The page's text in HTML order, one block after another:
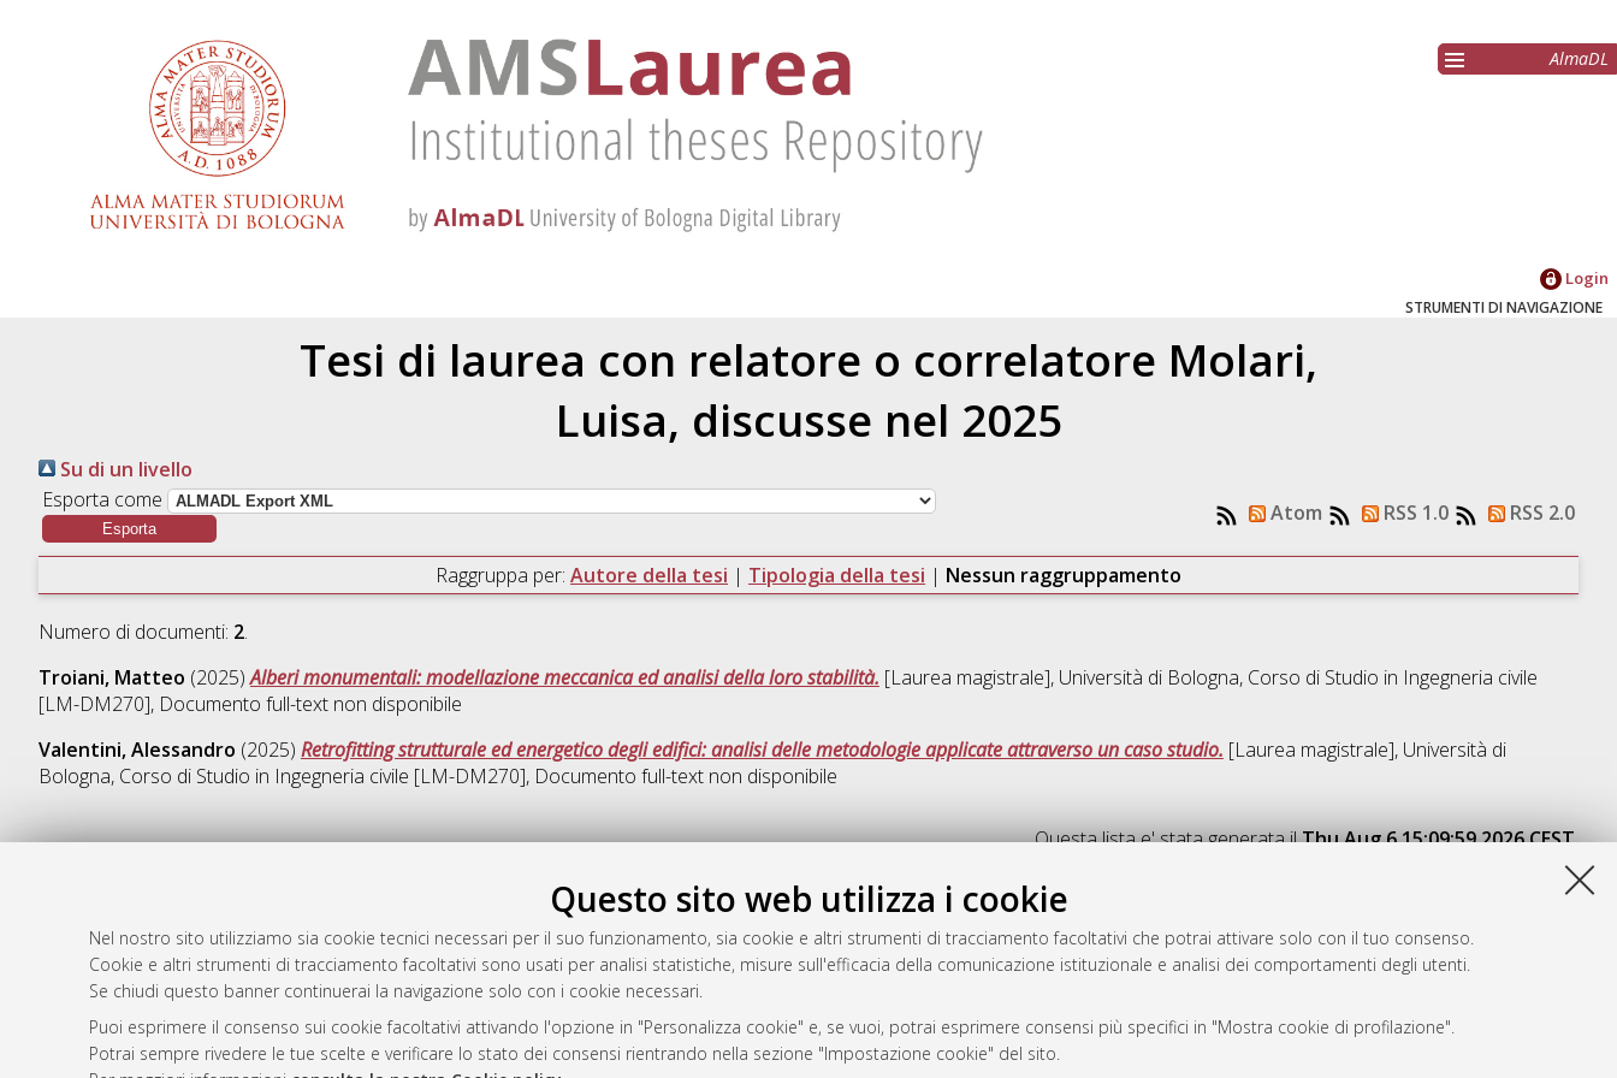
Questo sito web utilizza i cookie
Nel nostro sito utilizziamo sia cookie tecnici necessari per il suo funzionamento, sia cookie e altri strumenti di tracciamento facoltativi che potrai attivare solo con il tuo consenso.
Cookie e altri strumenti di tracciamento facoltativi sono usati per analisi statistiche, misure sull'efficacia della comunicazione istituzionale e analisi dei comportamenti degli utenti.
Se chiudi questo banner continuerai la navigazione solo con i cookie necessari.
Puoi esprimere il consenso sui cookie facoltativi attivando l'opzione in "Personalizza cookie" e, se vuoi, potrai esprimere consensi più specifici in "Mostra cookie di profilazione".
Potrai sempre rivedere le tue scelte e verificare lo stato dei consensi rientrando nella sezione "Impostazione cookie" del sito.
AlmaDL
Login
STRUMENTI DI NAVIGAZIONE
Tesi di laurea con relatore o correlatore Molari,
Luisa, discusse nel 2025
Su di un livello
Esporta come
Atom RSS 1.0 RSS 2.0
Raggruppa per: Autore della tesi | Tipologia della tesi | Nessun raggruppamento
Numero di documenti: 2.
Troiani, Matteo (2025)Alberi monumentali: modellazione meccanica ed analisi della loro stabilità. [Laurea magistrale], Università di Bologna, Corso di Studio in Ingegneria civile
[LM-DM270], Documento full-text non disponibile
Valentini, Alessandro (2025) Retrofitting strutturale ed energetico degli edifici: analisi delle metodologie applicate attraverso un caso studio. [Laurea magistrale], Università di
Bologna, Corso di Studio in Ingegneria civile [LM-DM270], Documento full-text non disponibile
Questa lista e' stata generata ilThu Aug 6 15:09:59 2026 CEST.
Rss 1.0
Rss 2.0
Servizio implementato e gestito daAlmaDL
Impostazioni Cookie
Informativa sulla privacy
Condizioni d’uso del sito